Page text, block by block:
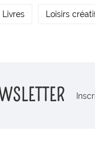
Livres Loisirs